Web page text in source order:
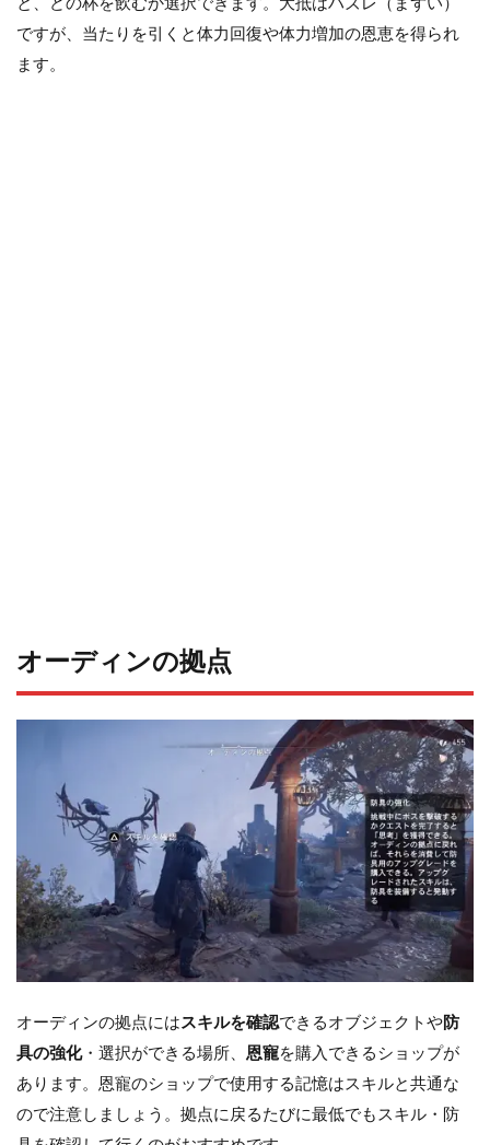
ですが、当たりを引くと体力回復や体力増加の恩恵を得られ
ます。
オーディンの拠点
オーディンの拠点にはスキルを確認できるオブジェクトや防
具の強化・選択ができる場所、 恩寵を購入できるショップが
あります。恩寵のショップで使用する記憶はスキルと共通な
ので注意しましょう。拠点に戻るたびに最低でもスキル・防